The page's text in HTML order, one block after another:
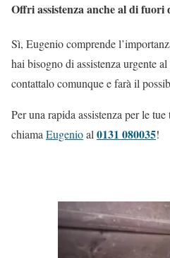
Offri assistenza anche al di
Sì, Eugenio comprende
hai bisogno di assistenza urgente
contattalo comunque e farà il
Per una rapida assistenza per le
chiamaEugenioal0131 080035!